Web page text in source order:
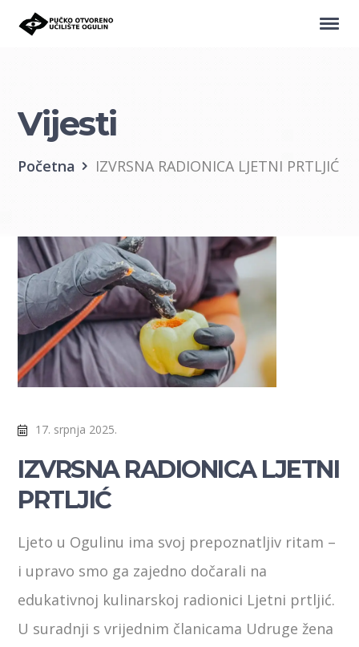
Vijesti
Početna IZVRSNA RADIONICA LJETNI PRTLJIĆ
17. srpnja 2025.
IZVRSNA RADIONICA LJETNI
PRTLJIĆ
Ljeto u Ogulinu ima svoj prepoznatljiv ritam –
i upravo smo ga zajedno dočarali na
edukativnoj kulinarskoj radionici Ljetni prtljić.
U suradnji s vrijednim članicama Udruge žena